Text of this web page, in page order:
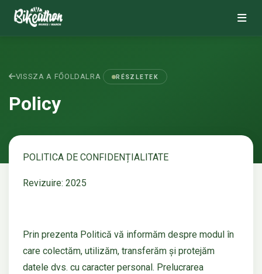
VISSZA A FŐOLDALRA RÉSZLETEK
Policy
POLITICA DE CONFIDENȚIALITATE
Revizuire: 2025
Prin prezenta Politică vă informăm despre modul în
care colectăm, utilizăm, transferăm și protejăm
datele dvs. cu caracter personal. Prelucrarea